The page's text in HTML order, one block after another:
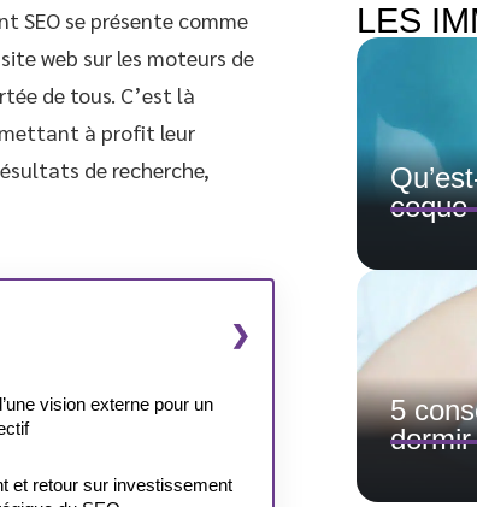
SEO se présente comme
web sur les moteurs de
de tous. C’est là
mettant à profit leur
de recherche,
vision externe pour un
et retour sur investissement
LES
coque
5
dormir